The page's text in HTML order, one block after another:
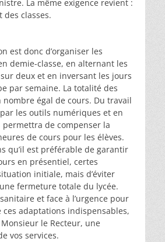
La même exigence revient :
classes.
est donc d’organiser les
demie-classe, en alternant les
deux et en inversant les jours
par semaine. La totalité des
égal de cours. Du travail
les outils numériques et en
permettra de compenser la
de cours pour les élèves.
qu’il est préférable de garantir
en présentiel, certes
initiale, mais d’éviter
fermeture totale du lycée.
sanitaire et face à l’urgence pour
adaptations indispensables,
le Recteur, une
vos services.